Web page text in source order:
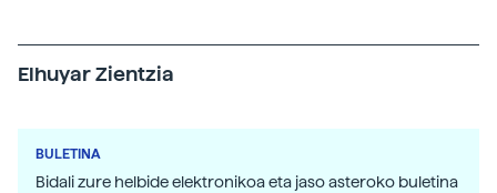
Elhuyar Zientzia
BULETINA
Bidali zure helbide elektronikoa eta jaso asteroko buletina